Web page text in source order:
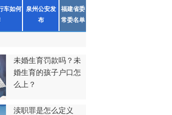
车如何
泉州公安发
布
福建省委
常委名单
未婚生育罚款吗？未
婚生育的孩子户口怎
么上？
渎职罪是怎么定义